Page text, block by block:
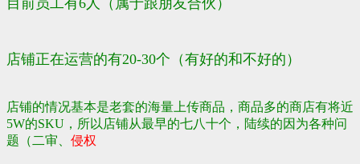
目前员工有6人（属于跟朋友合伙）
店铺正在运营的有20-30个（有好的和不好的）
店铺的情况基本是老套的海量上传商品，商品多的商店有将近
5W的SKU，所以店铺从最早的七八十个，陆续的因为各种问
题（二审、 侵权